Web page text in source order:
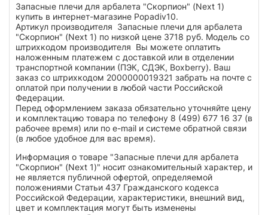
Запасные плечи для арбалета "Скорпион" (Next 1)
купить в интернет-магазине Popadiv10.
Артикул производителя Запасные плечи для арбалета
"Скорпион" (Next 1) по низкой цене 3718 руб. Модель со
штрихкодом производителя Вы можете оплатить
наложенным платежем с доставкой или в отделении
транспортной компании (ПЭК, СДЭК, Boxberry). Ваш
заказ со штрихкодом 2000000019321 забрать на почте с
оплатой при получении в любой части Российской
Федерации.
Перед оформлением заказа обязательно уточняйте цену
и комплектацию товара по телефону 8 (499) 677 16 37 (в
рабочее время) или по e-mail и системе обратной связи
(в любое удобное для вас время).
Информация о товаре "Запасные плечи для арбалета
"Скорпион" (Next 1)" носит ознакомительный характер, и
не является публичной офертой, определяемой
положениями Статьи 437 Гражданского кодекса
Российской Федерации, характеристики, внешний вид,
цвет и комплектация могут быть изменены